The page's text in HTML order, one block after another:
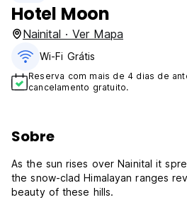
Hotel Moon
Nainital · Ver Mapa
Wi-Fi Grátis
Reserva com mais de 4 dias de
cancelamento gratuito.
Sobre
As the sun rises over Nainital it
the snow-clad Himalayan ranges
beauty of these hills.